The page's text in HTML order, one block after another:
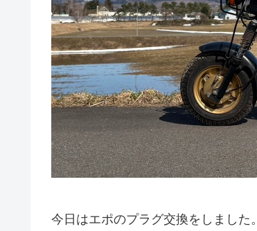
今日はエポのプラグ交換をしました。